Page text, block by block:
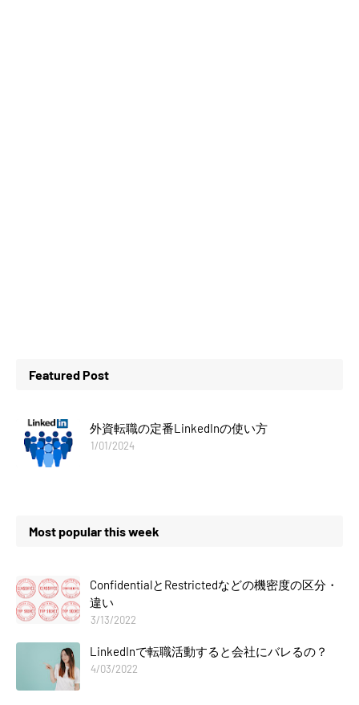
Featured Post
外資転職の定番LinkedInの使い方
1/01/2024
Most popular this week
ConfidentialとRestrictedなどの機密度の区分・
違い
3/13/2022
LinkedInで転職活動すると会社にバレるの？
4/03/2022